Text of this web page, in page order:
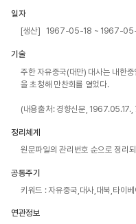
일자
[생산] 1967-05-18 ~ 1967-
기술
주한 자유중국(대만) 대사는 내한
을 초청해 만찬회를 열었다.
(내용출처: 경향신문, 1967.05.17.,
정리체계
원문파일의 관리번호 순으로 정리
공통주기
키워드 : 자유중국,대사,대북,타이
연관정보